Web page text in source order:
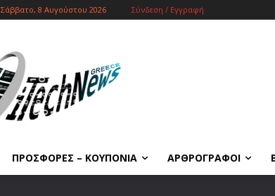
Σάββατο, 8 Αυγούστου 2026 Σύνδεση / Εγγραφή
ΠΡΟΣΦΟΡΕΣ – ΚΟΥΠΟΝΙΑ ΑΡΘΡΟΓΡΑΦΟΙ